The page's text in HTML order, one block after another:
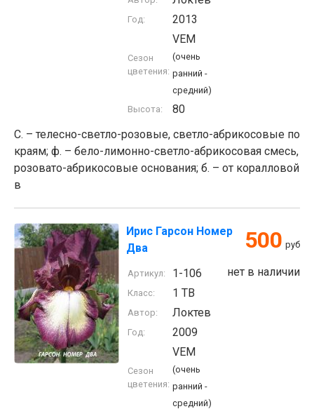
Год: 2013
Сезон
цветения:
VEM
(очень
ранний -
средний)
Высота:
80
С. – телесно-светло-розовые, светло-абрикосовые по
краям; ф. – бело-лимонно-светло-абрикосовая смесь,
розовато-абрикосовые основания; б. – от коралловой
в
Ирис Гарсон Номер
Два
500 руб
нет в наличии
Артикул: 1-106
Класс: 1 TB
Автор: Локтев
Год: 2009
Сезон
цветения:
VEM
(очень
ранний -
средний)